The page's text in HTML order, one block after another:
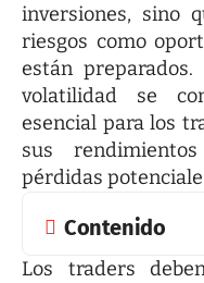
inversiones, sino
riesgos como
están
volatilidad se
esencial para los
sus
pérdidas
Contenido
Los traders